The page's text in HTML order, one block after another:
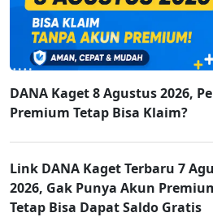
DANA Kaget 8 Agustus 2026,
Premium Tetap Bisa Klaim?
Link DANA Kaget Terbaru 7
2026, Gak Punya Akun
Tetap Bisa Dapat Saldo Gratis